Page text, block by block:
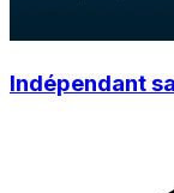
Indépendant